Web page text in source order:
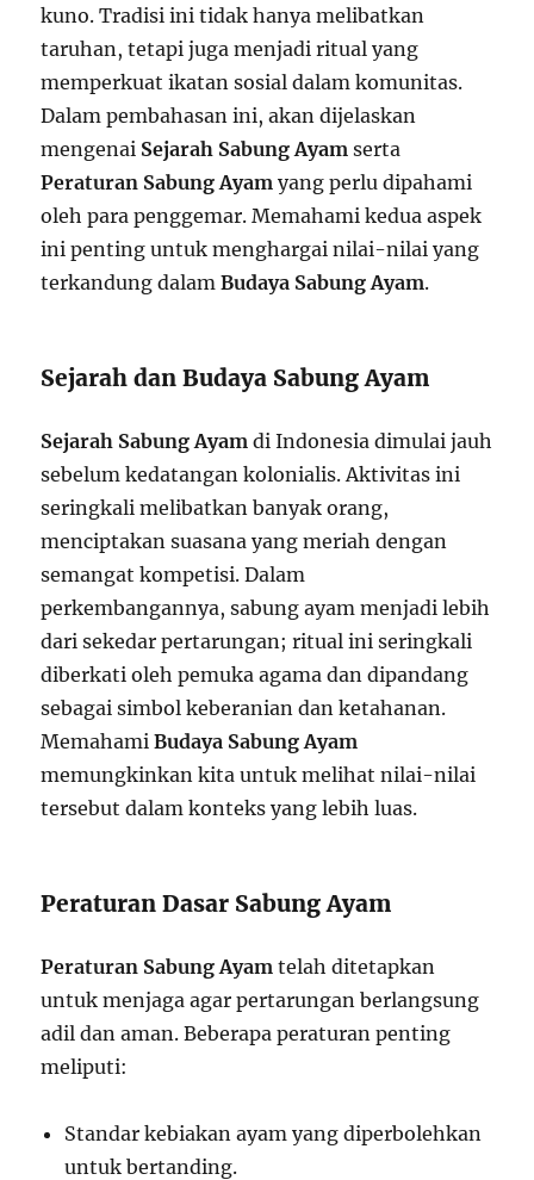
kuno. Tradisi ini tidak hanya melibatkan
taruhan, tetapi juga menjadi ritual yang
memperkuat ikatan sosial dalam komunitas.
Dalam pembahasan ini, akan dijelaskan
mengenai Sejarah Sabung Ayam serta
Peraturan Sabung Ayam yang perlu dipahami
oleh para penggemar. Memahami kedua aspek
ini penting untuk menghargai nilai-nilai yang
terkandung dalamBudaya Sabung Ayam.
Sejarah dan Budaya Sabung Ayam
Sejarah Sabung Ayam di Indonesia dimulai jauh
sebelum kedatangan kolonialis. Aktivitas ini
seringkali melibatkan banyak orang,
menciptakan suasana yang meriah dengan
semangat kompetisi. Dalam
perkembangannya, sabung ayam menjadi lebih
dari sekedar pertarungan; ritual ini seringkali
diberkati oleh pemuka agama dan dipandang
sebagai simbol keberanian dan ketahanan.
MemahamiBudaya Sabung Ayam
memungkinkan kita untuk melihat nilai-nilai
tersebut dalam konteks yang lebih luas.
Peraturan Dasar Sabung Ayam
Peraturan Sabung Ayam telah ditetapkan
untuk menjaga agar pertarungan berlangsung
adil dan aman. Beberapa peraturan penting
meliputi:
Standar kebiakan ayam yang diperbolehkan
untuk bertanding.